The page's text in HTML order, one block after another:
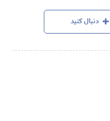
دنبال کنید